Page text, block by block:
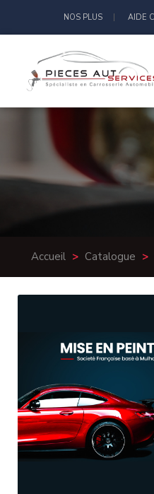
NOS PLUS AIDE
Accueil > Catalogue >